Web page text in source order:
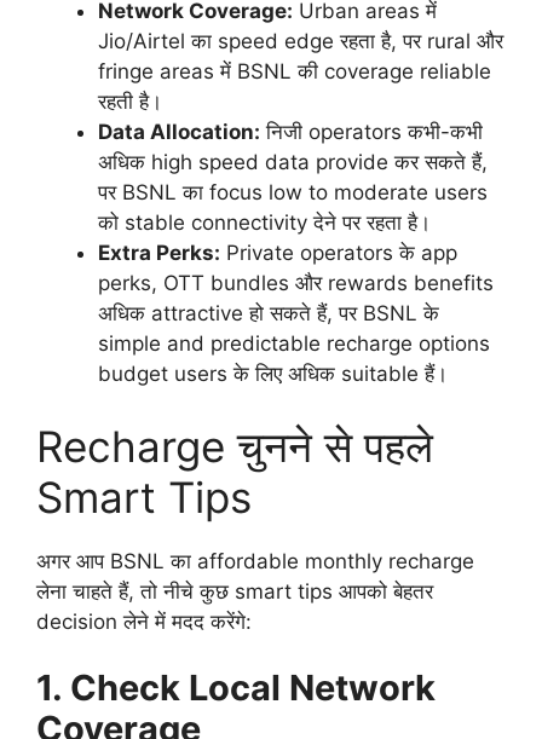
Network Coverage: Urban areas में
Jio/Airtel का speed edge रहता है, पर rural और
fringe areas में BSNL की coverage reliable
रहती है।
Data Allocation: निजी operators कभी-कभी
अधिक high speed data provide कर सकते हैं,
पर BSNL का focus low to moderate users
को stable connectivity देने पर रहता है।
Extra Perks: Private operators के app
perks, OTT bundles और rewards benefits
अधिक attractive हो सकते हैं, पर BSNL के
simple and predictable recharge options
budget users के लिए अधिक suitable हैं।
Recharge चुनने से पहले
Smart Tips
अगर आप BSNL का affordable monthly recharge
लेना चाहते हैं, तो नीचे कुछ smart tips आपको बेहतर
decision लेने में मदद करेंगे:
1. Check Local Network
Coverage